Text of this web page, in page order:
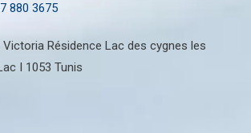
880 3675
Victoria Résidence Lac des cygnes les
I 1053 Tunis